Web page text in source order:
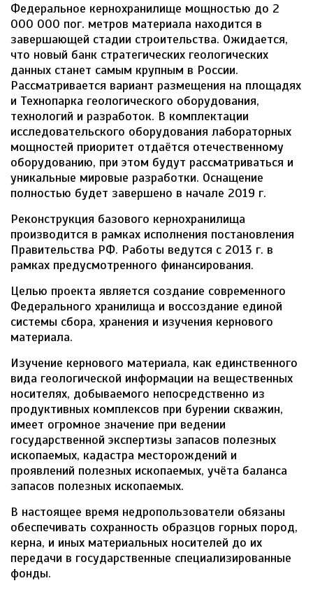
Федеральное кернохранилище мощностью до 2
000 000 пог. метров материала находится в
завершающей стадии строительства. Ожидается,
что новый банк стратегических геологических
данных станет самым крупным в России.
Рассматривается вариант размещения на площадях
и Технопарка геологического оборудования,
технологий и разработок. В комплектации
исследовательского оборудования лабораторных
мощностей приоритет отдаётся отечественному
оборудованию, при этом будут рассматриваться и
уникальные мировые разработки. Оснащение
полностью будет завершено в начале 2019 г.
Реконструкция базового кернохранилища
производится в рамках исполнения постановления
Правительства РФ. Работы ведутся с 2013 г. в
рамках предусмотренного финансирования.
Целью проекта является создание современного
Федерального хранилища и воссоздание единой
системы сбора, хранения и изучения кернового
материала.
Изучение кернового материала, как единственного
вида геологической информации на вещественных
носителях, добываемого непосредственно из
продуктивных комплексов при бурении скважин,
имеет огромное значение при ведении
государственной экспертизы запасов полезных
ископаемых, кадастра месторождений и
проявлений полезных ископаемых, учёта баланса
запасов полезных ископаемых.
В настоящее время недропользователи обязаны
обеспечивать сохранность образцов горных пород,
керна, и иных материальных носителей до их
передачи в государственные специализированные
фонды.